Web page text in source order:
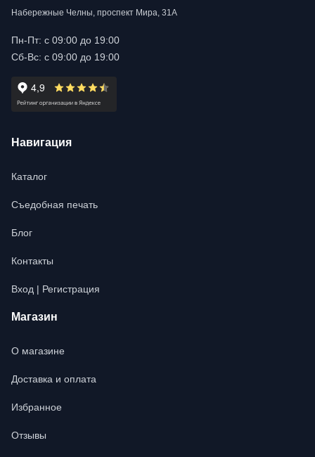
Набережные Челны, проспект Мира, 31А
Пн-Пт: с 09:00 до 19:00
Сб-Вс: с 09:00 до 19:00
Навигация
Каталог
Съедобная печать
Блог
Контакты
Вход | Регистрация
Магазин
О магазине
Доставка и оплата
Избранное
Отзывы